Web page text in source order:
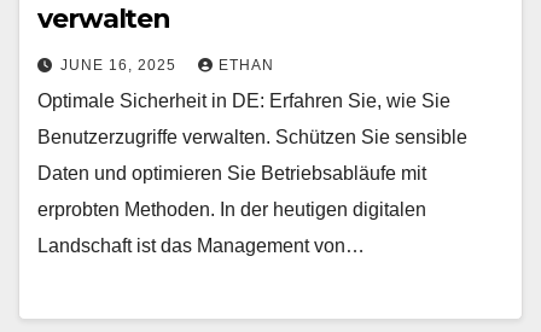
verwalten
JUNE 16, 2025 ETHAN
Optimale Sicherheit in DE: Erfahren Sie, wie Sie
Benutzerzugriffe verwalten. Schützen Sie sensible
Daten und optimieren Sie Betriebsabläufe mit
erprobten Methoden. In der heutigen digitalen
Landschaft ist das Management von…